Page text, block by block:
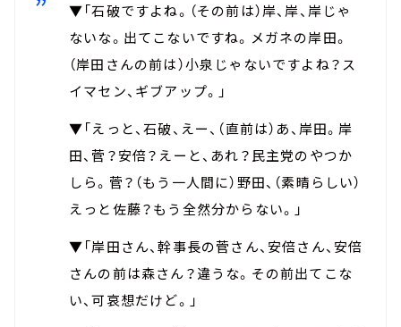
▼「石破ですよね。（その前は）岸、岸、岸じゃ
ないな。出てこないですね。メガネの岸田。
（岸田さんの前は）小泉じゃないですよね？ス
イマセン、ギブアップ。」
▼「えっと、石破、えー、（直前は）あ、岸田。岸
田、菅？安倍？えーと、あれ？民主党のやつか
しら。菅？（もう一人間に）野田、（素晴らしい）
えっと佐藤？もう全然分からない。」
▼「岸田さん、幹事長の菅さん、安倍さん、安倍
さんの前は森さん？違うな。その前出てこな
い、可哀想だけど。」